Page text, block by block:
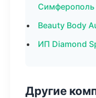
Симферополь
Beauty Body
ИП Diamond
Другие